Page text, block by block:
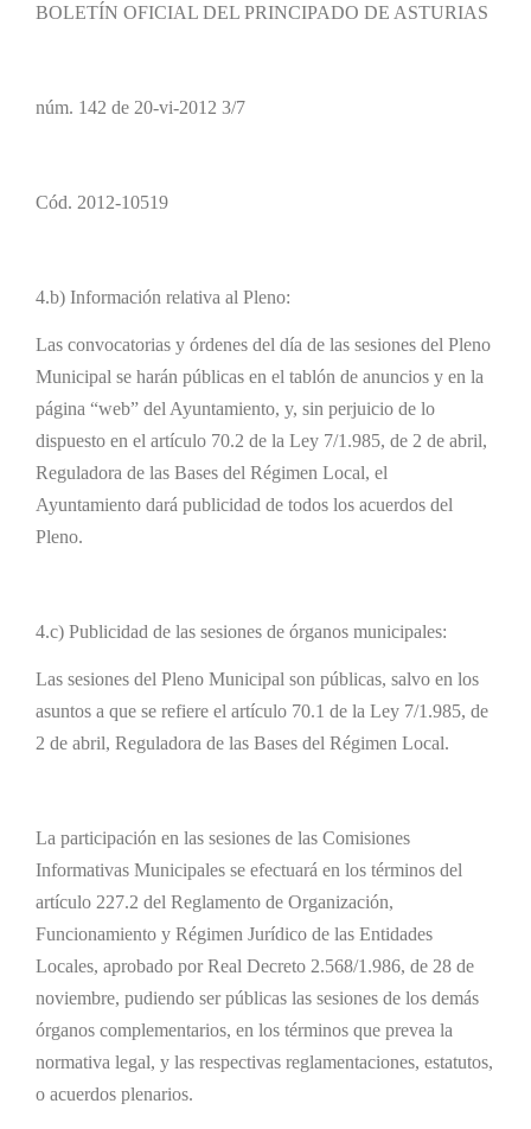
BOLETÍN OFICIAL DEL PRINCIPADO DE ASTURIAS
núm. 142 de 20-vi-2012 3/7
Cód. 2012-10519
4.b) Información relativa al Pleno:
Las convocatorias y órdenes del día de las sesiones del Pleno
Municipal se harán públicas en el tablón de anuncios y en la
página “web” del Ayuntamiento, y, sin perjuicio de lo
dispuesto en el artículo 70.2 de la Ley 7/1.985, de 2 de abril,
Reguladora de las Bases del Régimen Local, el
Ayuntamiento dará publicidad de todos los acuerdos del
Pleno.
4.c) Publicidad de las sesiones de órganos municipales:
Las sesiones del Pleno Municipal son públicas, salvo en los
asuntos a que se refiere el artículo 70.1 de la Ley 7/1.985, de
2 de abril, Reguladora de las Bases del Régimen Local.
La participación en las sesiones de las Comisiones
Informativas Municipales se efectuará en los términos del
artículo 227.2 del Reglamento de Organización,
Funcionamiento y Régimen Jurídico de las Entidades
Locales, aprobado por Real Decreto 2.568/1.986, de 28 de
noviembre, pudiendo ser públicas las sesiones de los demás
órganos complementarios, en los términos que prevea la
normativa legal, y las respectivas reglamentaciones, estatutos,
o acuerdos plenarios.